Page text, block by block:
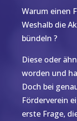
Warum einen
Weshalb die
bündeln ?
Diese oder
worden und
Doch bei
Förderverein
erste Frage,